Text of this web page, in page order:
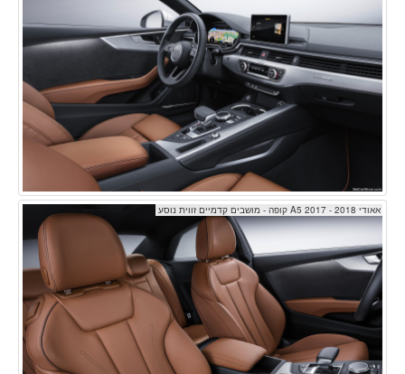
אאודי A5 2017 - 2018 קופה - מושבים קדמיים זווית נוסע